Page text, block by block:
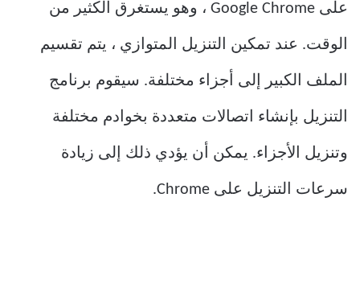
على Google Chrome ، وهو يستغرق الكثير من
الوقت. عند تمكين التنزيل المتوازي ، يتم تقسيم
الملف الكبير إلى أجزاء مختلفة. سيقوم برنامج
التنزيل بإنشاء اتصالات متعددة بخوادم مختلفة
وتنزيل الأجزاء. يمكن أن يؤدي ذلك إلى زيادة
سرعات التنزيل على Chrome.